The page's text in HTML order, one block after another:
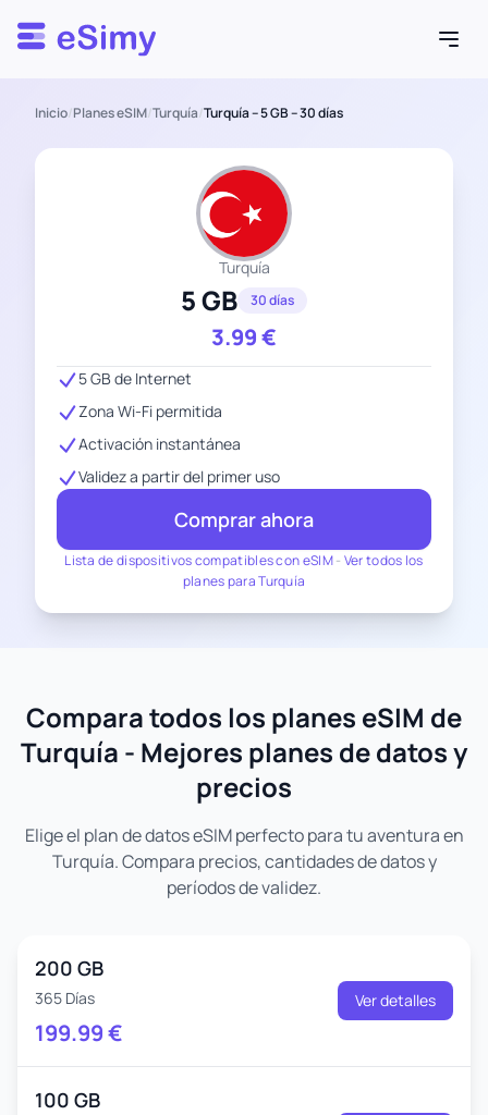
Esimy
Inicio/Planes eSIM/Turquía/Turquía – 5 GB – 30 días
Turquía
5 GB 30 días
3.99€
Lista de dispositivos compatibles con eSIM- Ver todos los
planes para Turquía
5 GB de Internet
Zona Wi-Fi permitida
Activación instantánea
Validez a partir del primer uso
Comprar ahora
Compara todos los planes eSIM de
Turquía - Mejores planes de datos y
precios
Elige el plan de datos eSIM perfecto para tu aventura en
Turquía. Compara precios, cantidades de datos y
períodos de validez.
200 GB
365 Días
199.99€
Ver detalles
100 GB